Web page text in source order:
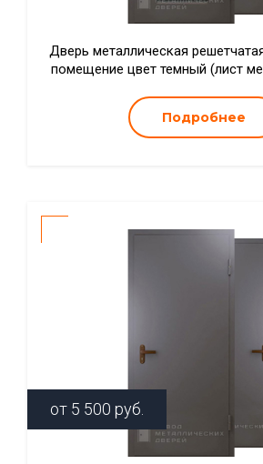
Дверь металлическая
помещение цвет темный (лист
Подробнее
от 5 500 руб.